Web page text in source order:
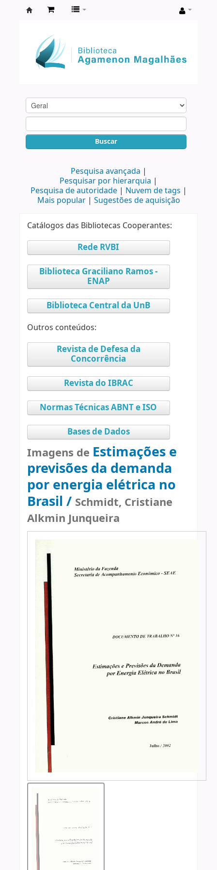
Agamenon
Magalhães
Buscar
Pesquisa avançada
Pesquisar por hierarquia
Pesquisa de autoridade
Nuvem de tags
Mais popular
Sugestões de aquisição
Catálogos das Bibliotecas Cooperantes:
Rede RVBI
Biblioteca Graciliano Ramos -
ENAP
Biblioteca Central da UnB
Outros conteúdos:
Revista de Defesa da
Concorrência
Revista do IBRAC
Normas Técnicas ABNT e ISO
Bases de Dados
Imagens de Estimações e
previsões da demanda
por energia elétrica no
Brasil / Schmidt, Cristiane
Alkmin Junqueira